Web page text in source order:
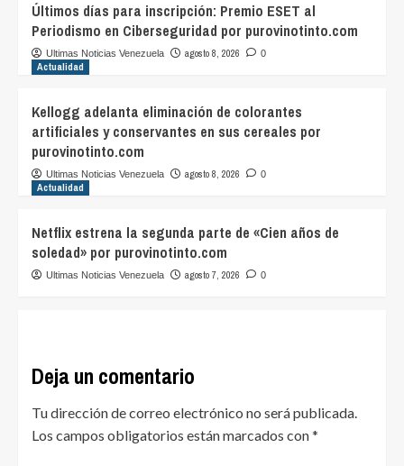
Últimos días para inscripción: Premio ESET al
Periodismo en Ciberseguridad por purovinotinto.com
Ultimas Noticias Venezuela agosto 8, 2026 0
Actualidad
Kellogg adelanta eliminación de colorantes
artificiales y conservantes en sus cereales por
purovinotinto.com
Ultimas Noticias Venezuela agosto 8, 2026 0
Actualidad
Netflix estrena la segunda parte de «Cien años de
soledad» por purovinotinto.com
Ultimas Noticias Venezuela agosto 7, 2026 0
Deja un comentario
Tu dirección de correo electrónico no será publicada.
Los campos obligatorios están marcados con*